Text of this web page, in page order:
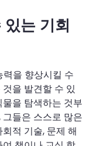
는 기회
을 향상시킬 수
을 발견할 수 있
을 탐색하는 것부
들은 스스로 많은
적 기술, 문제 해